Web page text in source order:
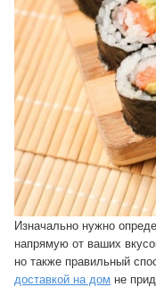
Изначально нужно
напрямую от ваших
но также правильный
доставкой на дом не